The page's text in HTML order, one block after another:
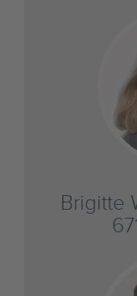
Brigitte